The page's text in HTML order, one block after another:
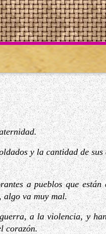
y la cantidad de
a pueblos que
algo va muy mal.
a la violencia, y
corazón.